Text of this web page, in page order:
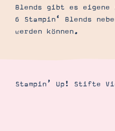
Blends gibt es eigene
6 Stampin‘ Blends
werden können.
Stampin’ Up! Stifte